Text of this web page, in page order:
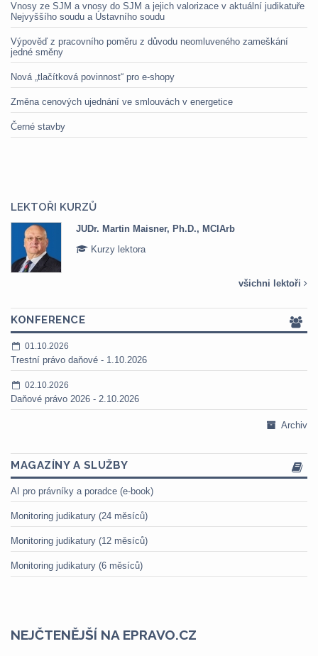
Vnosy ze SJM a vnosy do SJM a jejich valorizace v aktuální judikatuře
Nejvyššího soudu a Ústavního soudu
Výpověď z pracovního poměru z důvodu neomluveného zameškání
jedné směny
Nová „tlačítková povinnost“ pro e-shopy
Změna cenových ujednání ve smlouvách v energetice
Černé stavby
LEKTOŘI KURZŮ
JUDr. Martin Maisner, Ph.D., MCIArb
Kurzy lektora
všichni lektoři
KONFERENCE
01.10.2026
Trestní právo daňové - 1.10.2026
02.10.2026
Daňové právo 2026 - 2.10.2026
Archiv
MAGAZÍNY A SLUŽBY
AI pro právníky a poradce (e-book)
Monitoring judikatury (24 měsíců)
Monitoring judikatury (12 měsíců)
Monitoring judikatury (6 měsíců)
NEJČTENĚJŠÍ NA EPRAVO.CZ